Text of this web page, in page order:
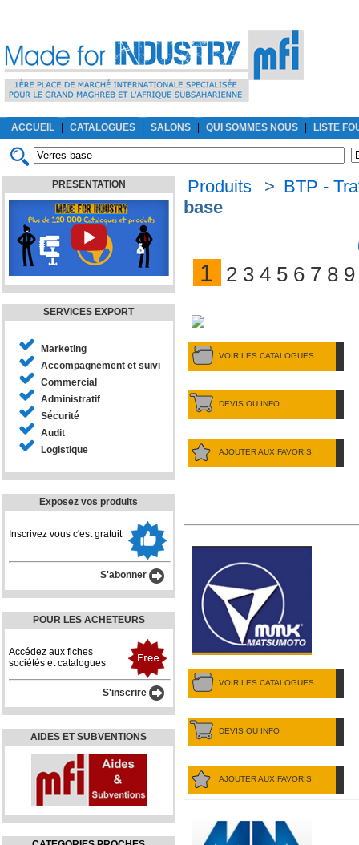
ACCUEIL CATALOGUES SALONS QUI SOMMES NOUS LISTE
PRESENTATION
SERVICES EXPORT
Marketing
Accompagnement et suivi
Commercial
Administratif
Sécurité
Audit
Logistique
Exposez vos produits
Inscrivez vous c'est gratuit
S'abonner
POUR LES ACHETEURS
Accédez aux fiches
sociétés et catalogues
S'inscrire
AIDES ET SUBVENTIONS
Produits > BTP -
base
1 2 3 4 5 6 7 8 9
VOIR LES CATALOGUES
DEVIS OU INFO
AJOUTER AUX FAVORIS
VOIR LES CATALOGUES
DEVIS OU INFO
AJOUTER AUX FAVORIS